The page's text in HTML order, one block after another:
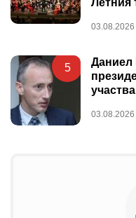
03.08.2026
5
Даниел